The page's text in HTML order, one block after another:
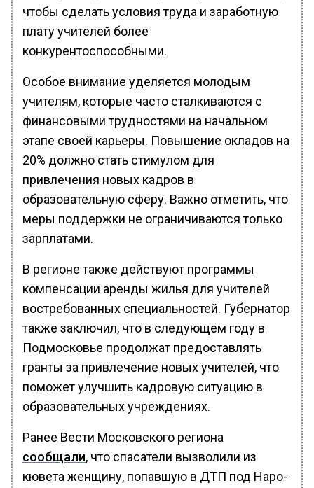
чтобы сделать условия труда и заработную
плату учителей более
конкурентоспособными.
Особое внимание уделяется молодым
учителям, которые часто сталкиваются с
финансовыми трудностями на начальном
этапе своей карьеры. Повышение окладов на
20% должно стать стимулом для
привлечения новых кадров в
образовательную сферу. Важно отметить, что
меры поддержки не ограничиваются только
зарплатами.
В регионе также действуют программы
компенсации аренды жилья для учителей
востребованных специальностей. Губернатор
также заключил, что в следующем году в
Подмосковье продолжат предоставлять
гранты за привлечение новых учителей, что
поможет улучшить кадровую ситуацию в
образовательных учреждениях.
Ранее Вести Московского региона
сообщали, что спасатели вызволили из
кювета женщину, попавшую в ДТП под Наро-